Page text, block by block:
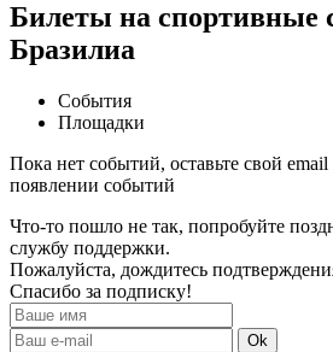
Билеты на спортивные
Бразилиа
События
Площадки
Пока нет событий, оставьте свой
появлении событий
Что-то пошло не так, попробуйте
службу поддержки.
Пожалуйста, дождитесь
Спасибо за подписку!
Ok